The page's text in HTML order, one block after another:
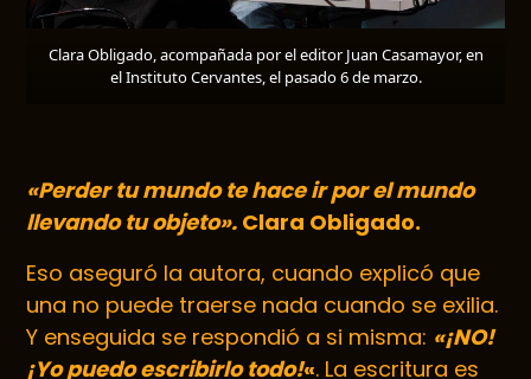
Clara Obligado, acompañada por el editor Juan Casamayor, en
el Instituto Cervantes, el pasado 6 de marzo.
«Perder tu mundo te hace ir por el mundo
llevando tu objeto». Clara Obligado.
Eso aseguró la autora, cuando explicó que
una no puede traerse nada cuando se exilia.
Y enseguida se respondió a si misma: «¡NO!
¡Yo puedo escribirlo todo!«. La escritura es